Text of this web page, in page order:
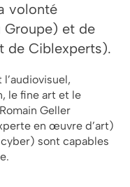
volonté
Groupe) et de
de Ciblexperts).
le fine art et le
Geller
en œuvre d’art)
sont capables